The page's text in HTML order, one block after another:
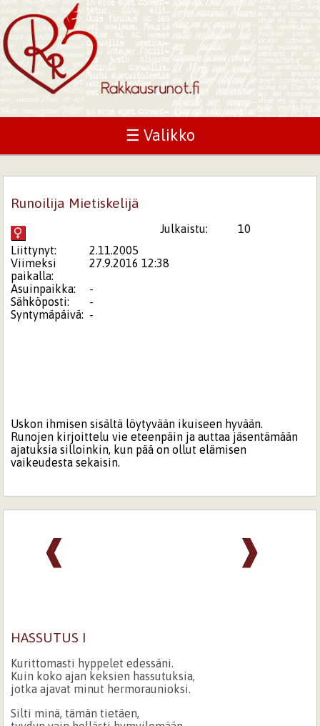
☰ Valikko
Runoilija Mietiskelijä
Julkaistu:
10
Liittynyt:
2.11.2005
Viimeksi
paikalla:
27.9.2016 12:38
Asuinpaikka:
-
Sähköposti:
-
Syntymäpäivä: -
Uskon ihmisen sisältä löytyvään ikuiseen hyvään.
Runojen kirjoittelu vie eteenpäin ja auttaa jäsentämään
ajatuksia silloinkin, kun pää on ollut elämisen
vaikeudesta sekaisin.
❱
❰
HASSUTUS I
Kurittomasti hyppelet edessäni.
Kuin koko ajan keksien hassutuksia,
jotka ajavat minut hermoraunioksi.
Silti minä, tämän tietäen,